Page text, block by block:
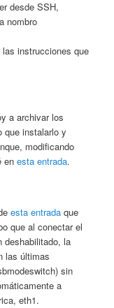
desde SSH,
nombro
instrucciones que
a archivar los
que instalarlo y
modificando
enesta entrada.
esta entrada que
que al conectar el
deshabilitado, la
las últimas
sin
a
eth1.